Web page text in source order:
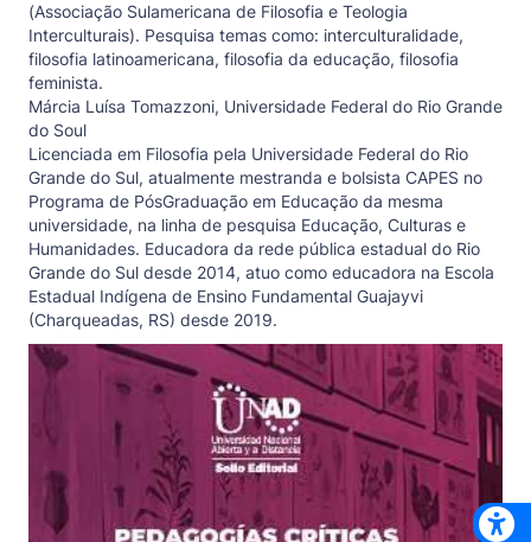
(Associação Sulamericana de Filosofia e Teologia
Interculturais). Pesquisa temas como: interculturalidade,
filosofia latinoamericana, filosofia da educação, filosofia
feminista.
Márcia Luísa Tomazzoni, Universidade Federal do Rio Grande
do Soul
Licenciada em Filosofia pela Universidade Federal do Rio
Grande do Sul, atualmente mestranda e bolsista CAPES no
Programa de PósGraduação em Educação da mesma
universidade, na linha de pesquisa Educação, Culturas e
Humanidades. Educadora da rede pública estadual do Rio
Grande do Sul desde 2014, atuo como educadora na Escola
Estadual Indígena de Ensino Fundamental Guajayvi
(Charqueadas, RS) desde 2019.